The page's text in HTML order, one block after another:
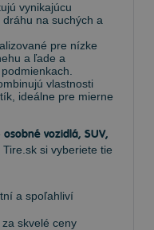
vynikajúcu
na suchých a
pre nízke
a ľade a
vlastnosti
ideálne pre mierne
osobné vozidlá, SUV,
Tire.sk si vyberiete tie
a spoľahliví
skvelé ceny